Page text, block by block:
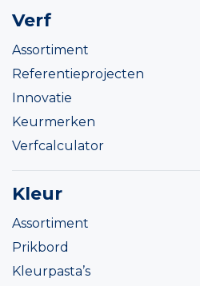
Verf
Assortiment
Referentieprojecten
Innovatie
Keurmerken
Verfcalculator
Kleur
Assortiment
Prikbord
Kleurpasta’s